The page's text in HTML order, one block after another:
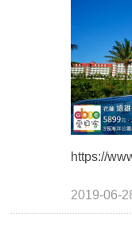
https://
2019-06-